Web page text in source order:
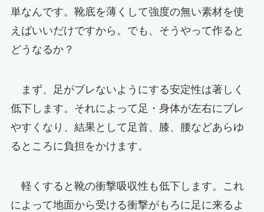
単なんです。靴底を薄くして強度の無い素材を使
えばいいだけですから。でも、そうやって作ると
どうなるか？
まず、足がブレないようにする安定性は著しく
低下します。それによって足・身体が左右にブレ
やすくなり、結果として足首、膝、腰などあらゆ
るところに負担をかけます。
軽くすると靴の衝撃吸収性も低下します。これ
によって地面から受ける衝撃がもろに足に来るよ